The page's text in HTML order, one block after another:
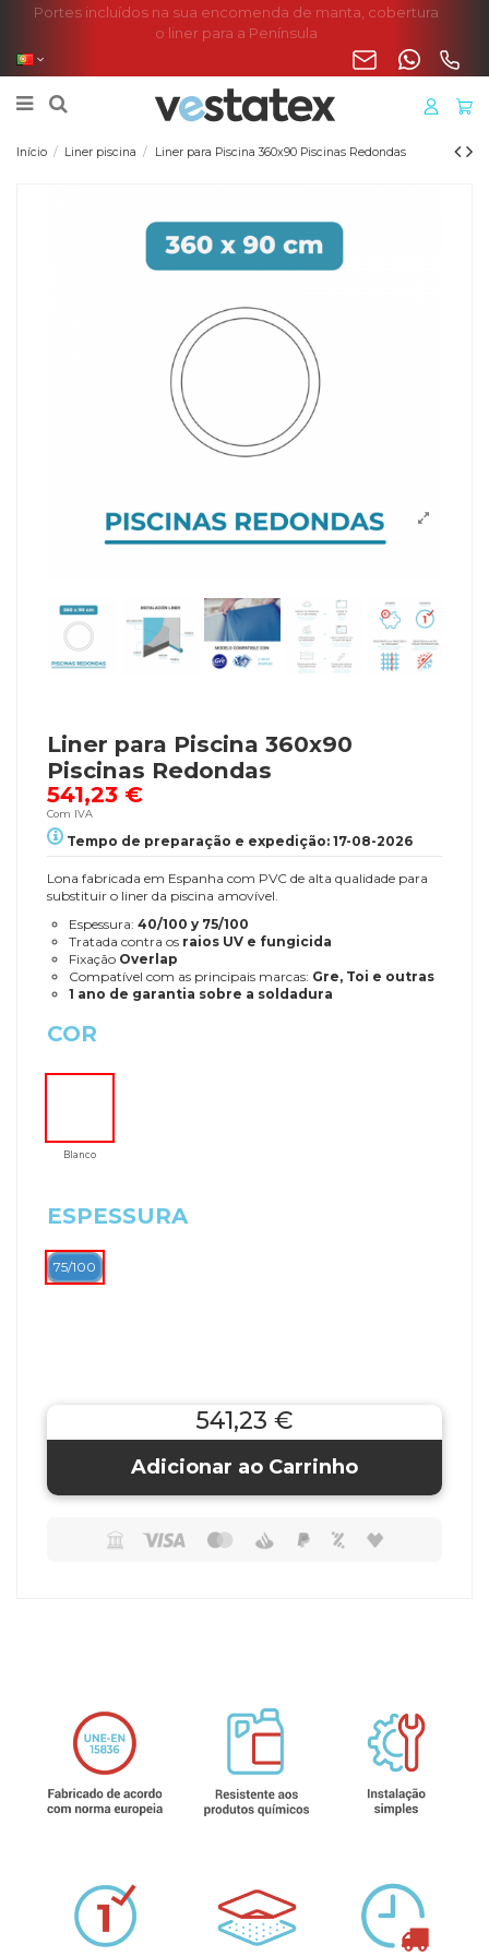
Portes incluídos na sua encomenda de manta, cobertura
o liner para a Península
Início Liner piscina Liner para Piscina 360x90 Piscinas Redondas
Liner para Piscina 360x90
Piscinas Redondas
541,23 €
Com IVA
Tempo de preparação e expedição: 17-08-2026
Lona fabricada em Espanha com PVC de alta qualidade para
substituir o liner da piscina amovível.
Espessura: 40/100 y 75/100
Tratada contra os raios UV e fungicida
Fixação Overlap
Compatível com as principais marcas: Gre, Toi e outras
1 ano de garantia sobre a soldadura
COR
Blanco
ESPESSURA
75/100
541,23 €
Adicionar ao Carrinho